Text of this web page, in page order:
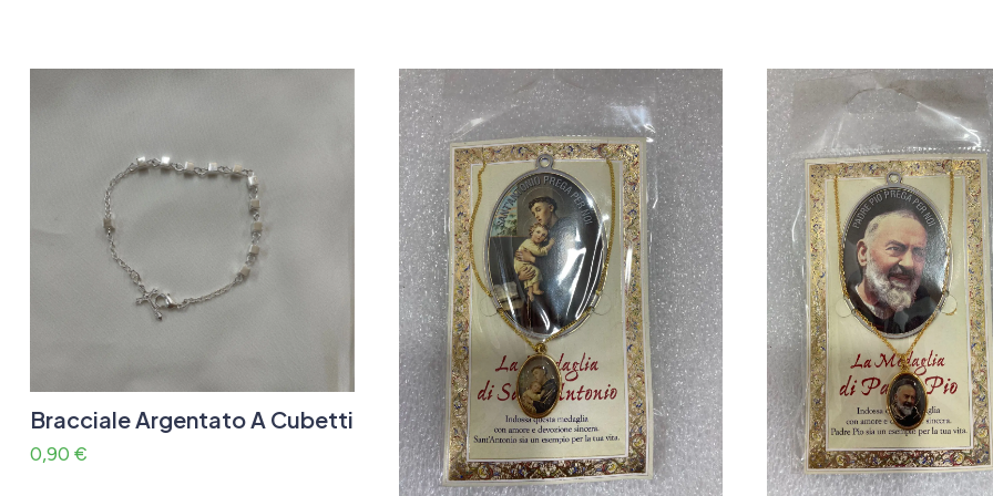
Bracciale Argentato A Cubetti
0,90 €